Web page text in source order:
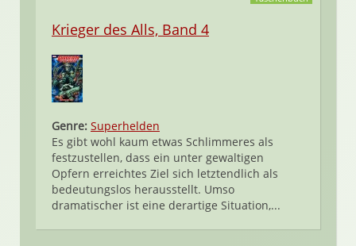
Krieger des Alls, Band 4
Genre: Superhelden
Es gibt wohl kaum etwas Schlimmeres als
festzustellen, dass ein unter gewaltigen
Opfern erreichtes Ziel sich letztendlich als
bedeutungslos herausstellt. Umso
dramatischer ist eine derartige Situation,...